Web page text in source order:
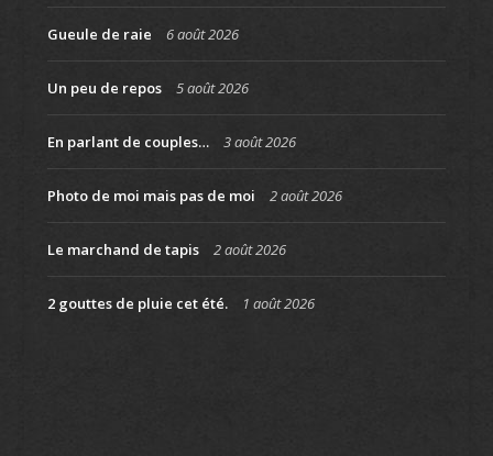
Gueule de raie 6 août 2026
Un peu de repos 5 août 2026
En parlant de couples… 3 août 2026
Photo de moi mais pas de moi 2 août 2026
Le marchand de tapis 2 août 2026
2 gouttes de pluie cet été. 1 août 2026